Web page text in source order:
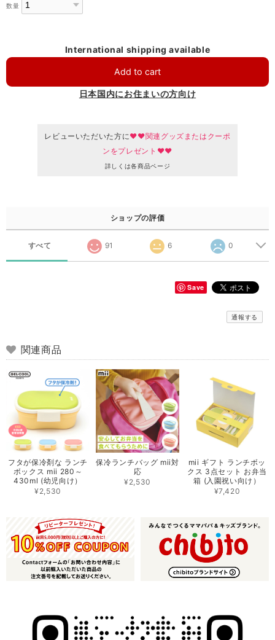
数量
International shipping available
Add to cart
日本国内にお住まいの方向け
レビューいただいた方に♥♥関連グッズまたはクーポ
ンをプレゼント♥♥
詳しくは各商品ページ
ショップの評価
すべて 91 6 0
Save
通報する
関連商品
フタが保冷剤な ランチ
ボックス mii 280～
430ml (幼児向け）
¥2,530
保冷ランチバッグ mii対
応
¥2,530
mii ギフト ランチボッ
クス 3点セット お弁当
箱 (入園祝い向け）
¥7,420